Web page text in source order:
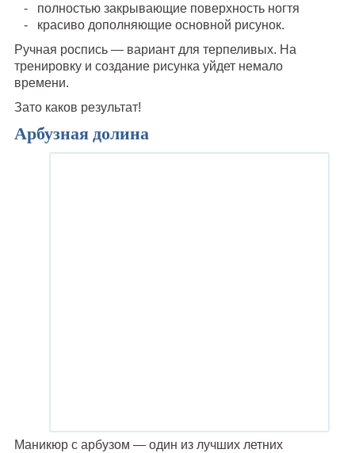
полностью закрывающие поверхность ногтя
красиво дополняющие основной рисунок.
Ручная роспись — вариант для терпеливых. На
тренировку и создание рисунка уйдет немало
времени.
Зато каков результат!
Арбузная долина
Маникюр с арбузом — один из лучших летних